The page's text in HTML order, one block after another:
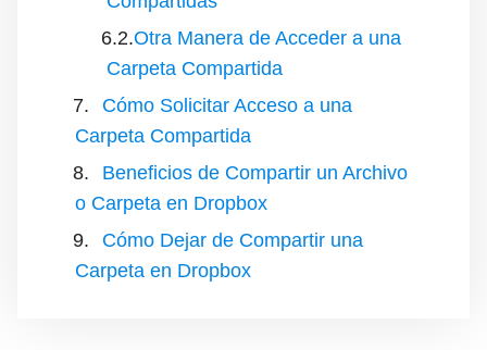
Otra Manera de Acceder a una
Carpeta Compartida
Cómo Solicitar Acceso a una
Carpeta Compartida
Beneficios de Compartir un Archivo
o Carpeta en Dropbox
Cómo Dejar de Compartir una
Carpeta en Dropbox